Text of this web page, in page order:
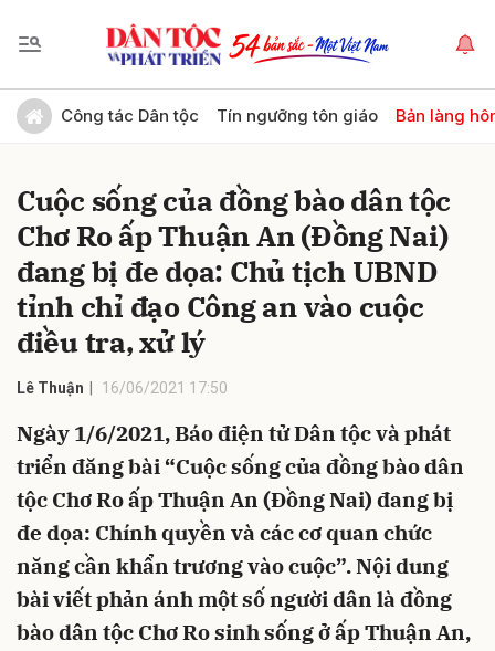
Công tác Dân tộc Tín ngưỡng tôn giáo Bản làng
Cuộc sống của đồng bào dân tộc
Chơ Ro ấp Thuận An (Đồng Nai)
đang bị đe dọa: Chủ tịch UBND
tỉnh chỉ đạo Công an vào cuộc
điều tra, xử lý
Lê Thuận 16/06/2021 17:50
Ngày 1/6/2021, Báo điện tử Dân tộc và phát
triển đăng bài “Cuộc sống của đồng bào dân
tộc Chơ Ro ấp Thuận An (Đồng Nai) đang bị
đe dọa: Chính quyền và các cơ quan chức
năng cần khẩn trương vào cuộc”. Nội dung
bài viết phản ánh một số người dân là đồng
bào dân tộc Chơ Ro sinh sống ở ấp Thuận An,
Gửi bình luận